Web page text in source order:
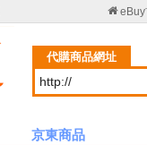
eBuy
代購商品網址
京東商品